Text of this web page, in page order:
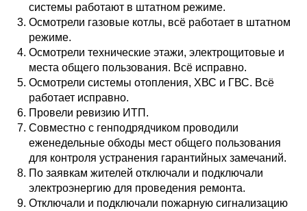
системы работают в штатном режиме.
Осмотрели газовые котлы, всё работает в штатном
режиме.
Осмотрели технические этажи, электрощитовые и
места общего пользования. Всё исправно.
Осмотрели системы отопления, ХВС и ГВС. Всё
работает исправно.
Провели ревизию ИТП.
Совместно с генподрядчиком проводили
еженедельные обходы мест общего пользования
для контроля устранения гарантийных замечаний.
По заявкам жителей отключали и подключали
электроэнергию для проведения ремонта.
Отключали и подключали пожарную сигнализацию